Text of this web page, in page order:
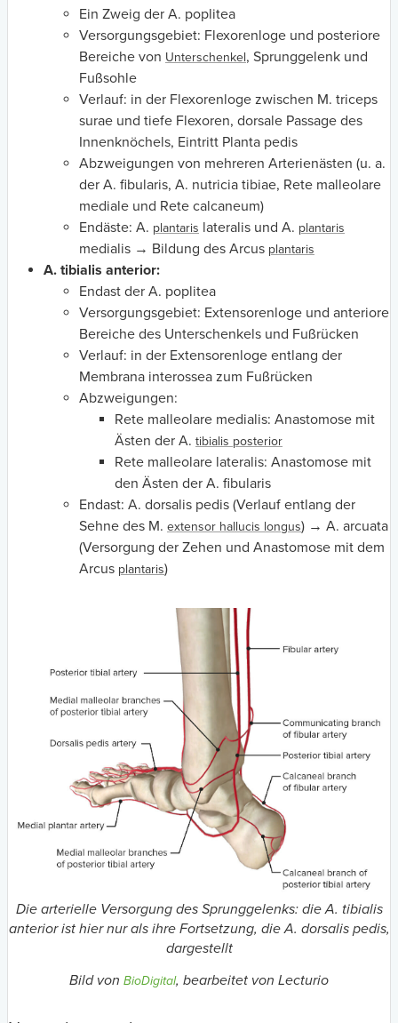
Ein Zweig der A. poplitea
Versorgungsgebiet: Flexorenloge und posteriore
Bereiche von Unterschenkel, Sprunggelenk und
Fußsohle
Verlauf: in der Flexorenloge zwischen M. triceps
surae und tiefe Flexoren, dorsale Passage des
Innenknöchels, Eintritt Planta pedis
Abzweigungen von mehreren Arterienästen (u. a.
der A. fibularis, A. nutricia tibiae, Rete malleolare
mediale und Rete calcaneum)
Endäste: A. plantaris lateralis und A. plantaris
medialis → Bildung des Arcus plantaris
A. tibialis anterior:
Endast der A. poplitea
Versorgungsgebiet: Extensorenloge und anteriore
Bereiche des Unterschenkels und Fußrücken
Verlauf: in der Extensorenloge entlang der
Membrana interossea zum Fußrücken
Abzweigungen:
Rete malleolare medialis: Anastomose mit
Ästen der A. tibialis posterior
Rete malleolare lateralis: Anastomose mit
den Ästen der A. fibularis
Endast: A. dorsalis pedis (Verlauf entlang der
Sehne des M. extensor hallucis longus) → A. arcuata
(Versorgung der Zehen und Anastomose mit dem
Arcus plantaris)
Die arterielle Versorgung des Sprunggelenks: die A. tibialis
anterior ist hier nur als ihre Fortsetzung, die A. dorsalis pedis,
dargestellt
Bild von BioDigital, bearbeitet von Lecturio